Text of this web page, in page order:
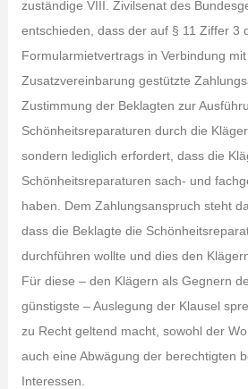
zuständige VIII. Zivilsenat des
entschieden, dass der auf § 11 Ziffer 3
Formularmietvertrags in Verbindung
Zusatzvereinbarung gestützte
Zustimmung der Beklagten zur
Schönheitsreparaturen durch die
sondern lediglich erfordert, dass die
Schönheitsreparaturen sach- und
haben. Dem Zahlungsanspruch steht
dass die Beklagte die
durchführen wollte und dies den
Für diese – den Klägern als Gegnern
günstigste – Auslegung der Klausel
zu Recht geltend macht, sowohl der
auch eine Abwägung der berechtigten
Interessen.